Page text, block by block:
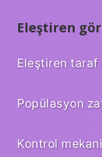
Eleştiren
Eleştiren taraf
Popülasyon
Kontrol